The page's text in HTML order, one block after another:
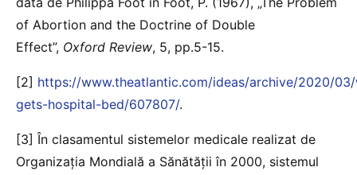
of Abortion and the Doctrine of Double
Effect”, Oxford Review, 5, pp.5-15.
[2] https://www.theatlantic.com/ideas/archive/2020/
gets-hospital-bed/607807/.
[3] În clasamentul sistemelor medicale realizat de
Organizația Mondială a Sănătății în 2000, sistemul